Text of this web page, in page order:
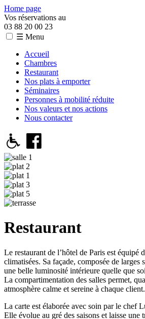
Home page
Vos réservations au
03 88 20 00 23
☰ Menu
Accueil
Chambres
Restaurant
Nos plats à emporter
Séminaires
Personnes à mobilité réduite
Nos valeurs et nos actions
Nous contacter
Restaurant
Le restaurant de l’hôtel de Paris est équipé
climatisées. Sa façade, composée de larges
une belle luminosité intérieure quelle que
La compartimentation des salles permet,
atmosphère calme et sereine à chaque client.
La carte est élaborée avec soin par le chef
Elle évolue au gré des saisons et laisse une